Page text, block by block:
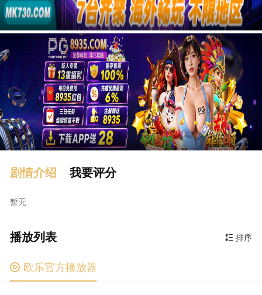
剧情介绍 我要评分
暂无
 排序
播放列表
 欧乐官方播放器